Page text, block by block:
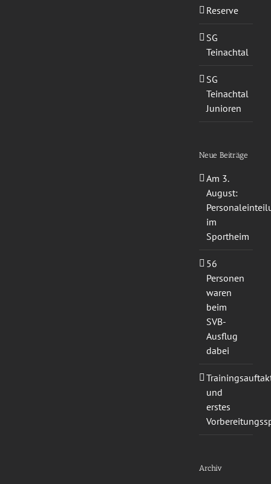
Reserve
SG
Teinachtal
SG
Teinachtal
Junioren
Neue Beiträge
Am 3.
August:
im
Sportheim
56
Personen
waren
beim
SVB-
Ausflug
dabei
und
erstes
Archiv